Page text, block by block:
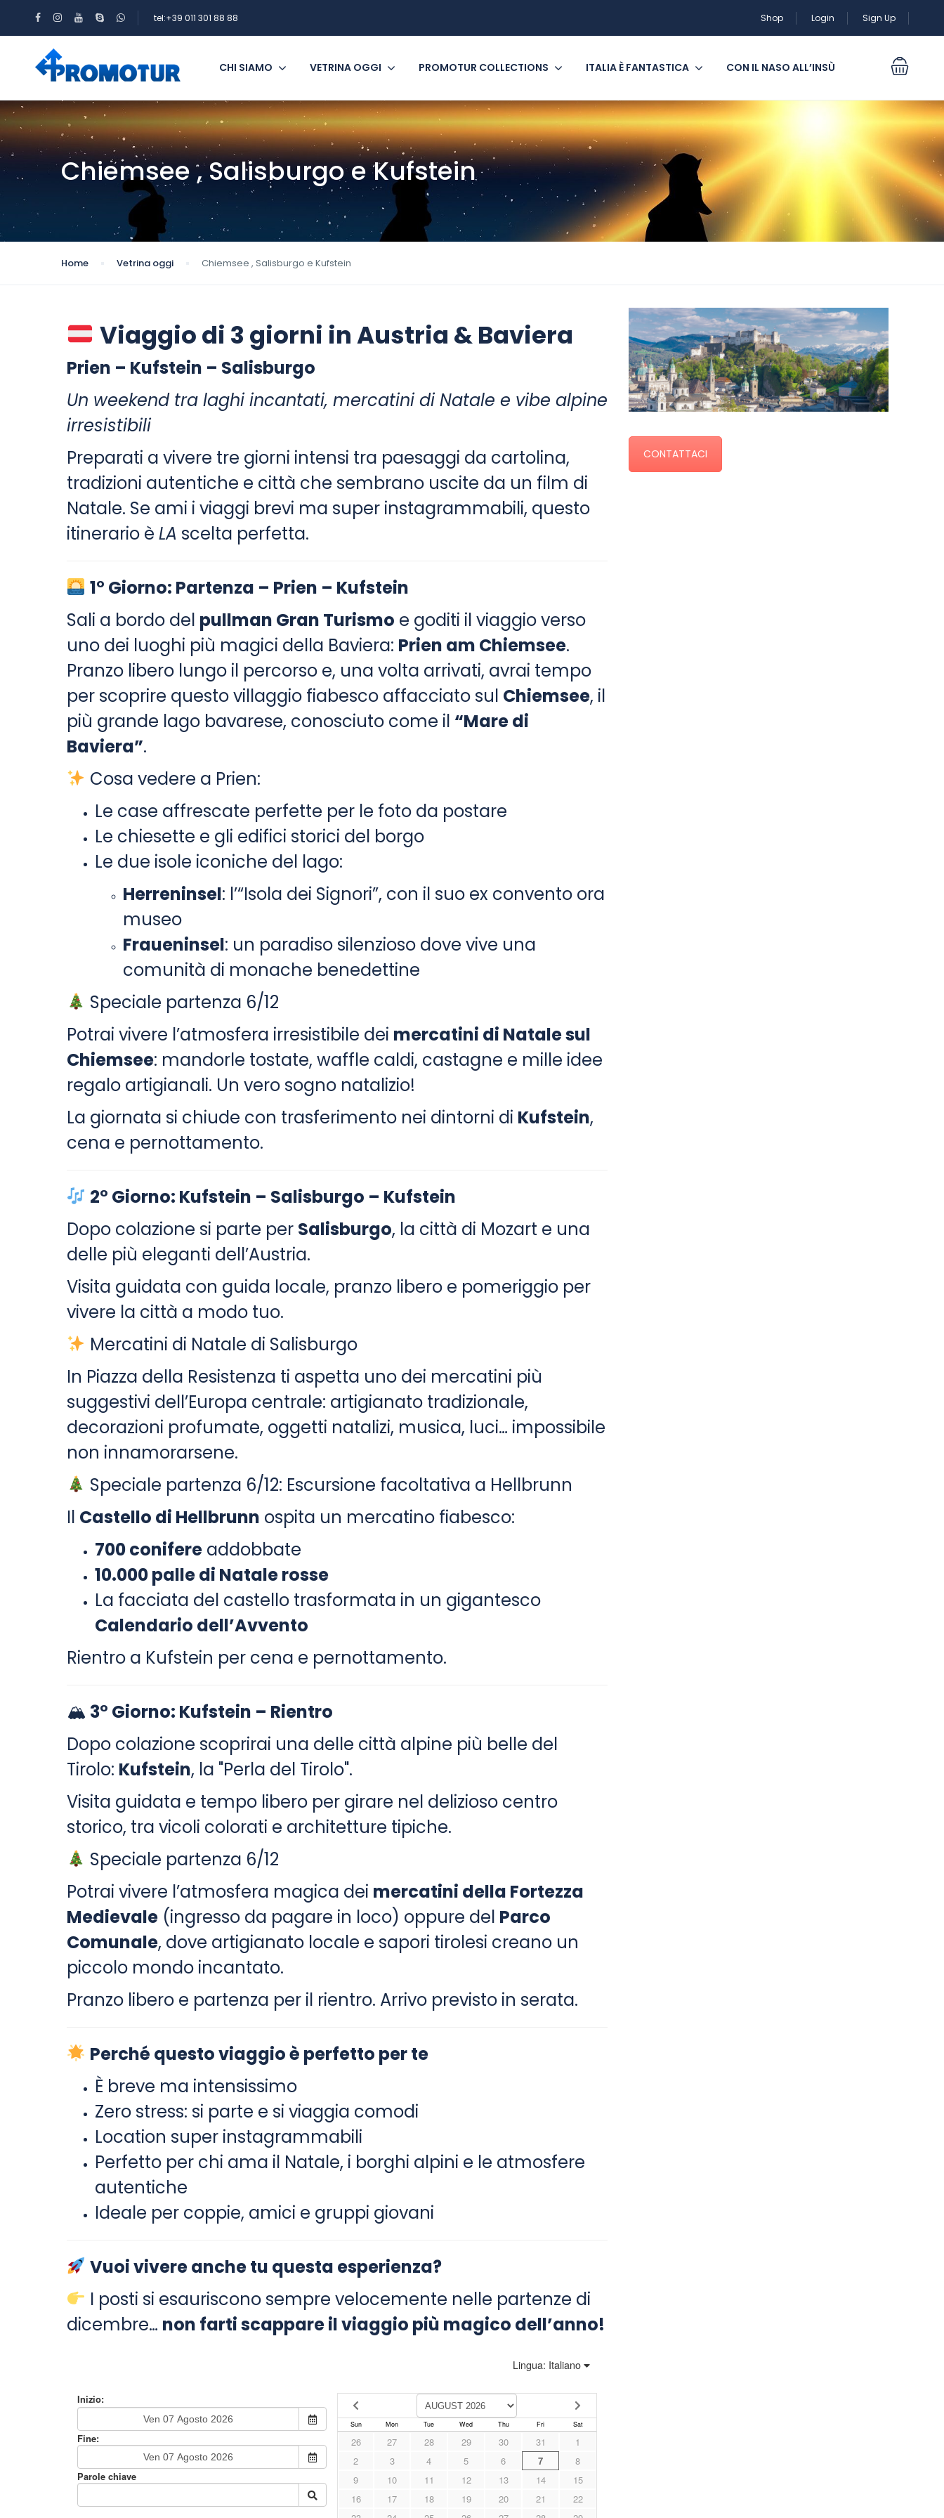
tel:+39 011 301 88 88 Shop Login Sign Up
CHI SIAMO VETRINA OGGI PROMOTUR COLLECTIONS ITALIA È FANTASTICA CON IL NASO ALL’INSÙ
Chiemsee , Salisburgo e Kufstein
Home Vetrina oggi Chiemsee , Salisburgo e Kufstein
Viaggio di 3 giorni in Austria & Baviera
Prien – Kufstein – Salisburgo
Un weekend tra laghi incantati, mercatini di Natale e vibe alpine
irresistibili
Preparati a vivere tre giorni intensi tra paesaggi da cartolina,
tradizioni autentiche e città che sembrano uscite da un film di
Natale. Se ami i viaggi brevi ma super instagrammabili, questo
itinerario è LA scelta perfetta.
1° Giorno: Partenza – Prien – Kufstein
Sali a bordo del pullman Gran Turismo e goditi il viaggio verso
uno dei luoghi più magici della Baviera: Prien am Chiemsee.
Pranzo libero lungo il percorso e, una volta arrivati, avrai tempo
per scoprire questo villaggio fiabesco affacciato sul Chiemsee, il
più grande lago bavarese, conosciuto come il “Mare di
Baviera”.
Cosa vedere a Prien:
Le case affrescate perfette per le foto da postare
Le chiesette e gli edifici storici del borgo
Le due isole iconiche del lago:
Herreninsel: l’“Isola dei Signori”, con il suo ex convento ora
museo
Fraueninsel: un paradiso silenzioso dove vive una
comunità di monache benedettine
Speciale partenza 6/12
Potrai vivere l’atmosfera irresistibile dei mercatini di Natale sul
Chiemsee: mandorle tostate, waffle caldi, castagne e mille idee
regalo artigianali. Un vero sogno natalizio!
La giornata si chiude con trasferimento nei dintorni di Kufstein,
cena e pernottamento.
2° Giorno: Kufstein – Salisburgo – Kufstein
Dopo colazione si parte per Salisburgo, la città di Mozart e una
delle più eleganti dell’Austria.
Visita guidata con guida locale, pranzo libero e pomeriggio per
vivere la città a modo tuo.
Mercatini di Natale di Salisburgo
In Piazza della Resistenza ti aspetta uno dei mercatini più
suggestivi dell’Europa centrale: artigianato tradizionale,
decorazioni profumate, oggetti natalizi, musica, luci… impossibile
non innamorarsene.
Speciale partenza 6/12: Escursione facoltativa a Hellbrunn
Il Castello di Hellbrunn ospita un mercatino fiabesco:
700 conifereaddobbate
10.000 palle di Natale rosse
La facciata del castello trasformata in un gigantesco
Calendario dell’Avvento
Rientro a Kufstein per cena e pernottamento.
🏔 3° Giorno: Kufstein – Rientro
Dopo colazione scoprirai una delle città alpine più belle del
Tirolo: Kufstein, la "Perla del Tirolo".
Visita guidata e tempo libero per girare nel delizioso centro
storico, tra vicoli colorati e architetture tipiche.
Speciale partenza 6/12
Potrai vivere l’atmosfera magica dei mercatini della Fortezza
Medievale(ingresso da pagare in loco) oppure del Parco
Comunale, dove artigianato locale e sapori tirolesi creano un
piccolo mondo incantato.
Pranzo libero e partenza per il rientro. Arrivo previsto in serata.
Perché questo viaggio è perfetto per te
È breve ma intensissimo
Zero stress: si parte e si viaggia comodi
Location super instagrammabili
Perfetto per chi ama il Natale, i borghi alpini e le atmosfere
autentiche
Ideale per coppie, amici e gruppi giovani
Vuoi vivere anche tu questa esperienza?
I posti si esauriscono sempre velocemente nelle partenze di
dicembre… non farti scappare il viaggio più magico dell’anno!
CONTATTACI